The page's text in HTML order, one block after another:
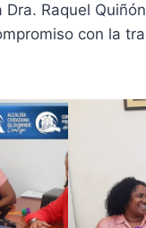
Raquel
con la